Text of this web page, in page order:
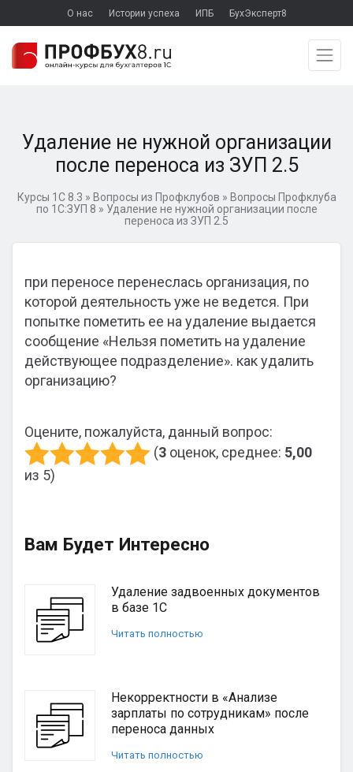
О нас Истории успеха ИПБ БухЭксперт8
Удаление не нужной организации
после переноса из ЗУП 2.5
Курсы 1С 8.3 » Вопросы из Профклубов » Вопросы Профклуба
по 1С:ЗУП 8 » Удаление не нужной организации после
переноса из ЗУП 2.5
при переносе перенеслась организация, по
которой деятельность уже не ведется. При
попытке пометить ее на удаление выдается
сообщение «Нельзя пометить на удаление
действующее подразделение». как удалить
организацию?
Оцените, пожалуйста, данный вопрос:
(3 оценок, среднее: 5,00
из 5)
Вам Будет Интересно
Удаление задвоенных документов
в базе 1С
Читать полностью
Некорректности в «Анализе
зарплаты по сотрудникам» после
переноса данных
Читать полностью